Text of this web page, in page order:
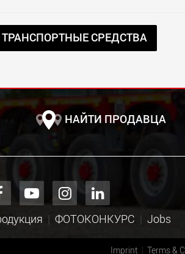
СРЕДСТВА
НАЙТИ ПРОДАВЦА
ФОТОКОНКУРС Jobs
Imprint Terms &